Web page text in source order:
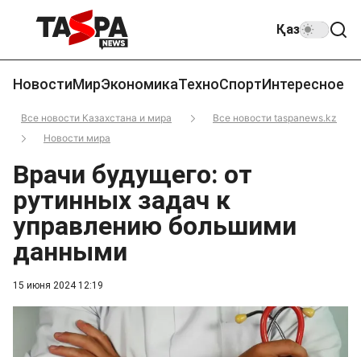
Қаз
НовостиМирЭкономикаТехноСпортИнтересное
Все новости Казахстана и мира
Все новости taspanews.kz
Новости мира
15 июня 2024 12:19
Врачи будущего: от
рутинных задач к
управлению большими
данными